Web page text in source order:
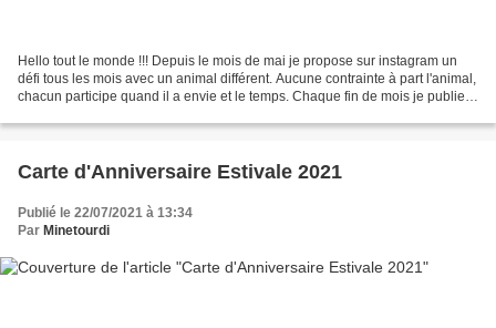
Hello tout le monde !!! Depuis le mois de mai je propose sur instagram un
défi tous les mois avec un animal différent. Aucune contrainte à part l'animal,
chacun participe quand il a envie et le temps. Chaque fin de mois je publie
Carte d'Anniversaire Estivale 2021
Publié le 22/07/2021 à 13:34
Par Minetourdi